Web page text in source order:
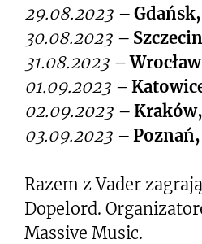
29.08.2023 – Gdańsk,
30.08.2023 –
31.08.2023 –
01.09.2023 –
02.09.2023 – Kraków,
03.09.2023 – Poznań,
Razem z Vader
Dopelord.
Massive Music.